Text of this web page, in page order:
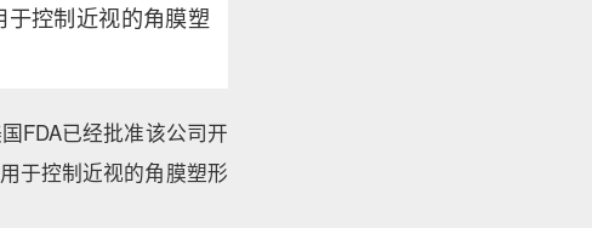
控制近视的角膜塑
FDA已经批准该公司开
于控制近视的角膜塑形